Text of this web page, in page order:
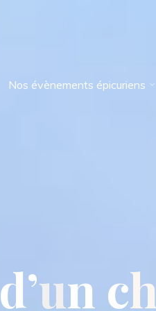
Nos évènements épicuriens
d’un ch